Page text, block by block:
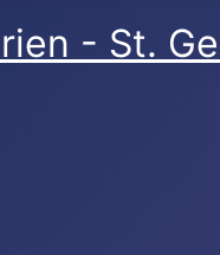
- St.